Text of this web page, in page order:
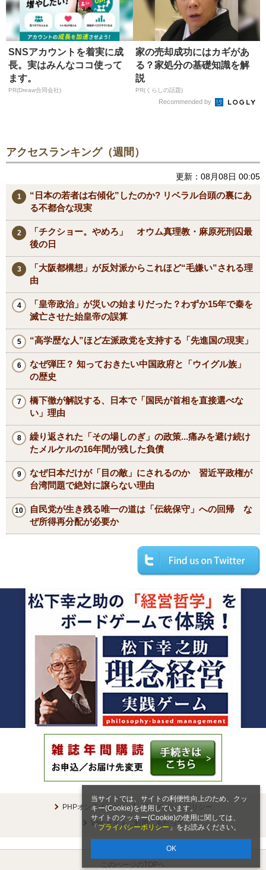
当サイトでは、サイトの利便性向上のため、クッ
キー(Cookie)を使用しています。
サイトのクッキー(Cookie)の使用に関しては、
「 プライバシーポリシー 」をお読みください。
OK
SNSアカウントを着実に成
長。実はみんなココ使って
ます。
PR(Dreaw合同会社)
家の売却成功にはカギがあ
る？家処分の基礎知識を解
説
PR(くらしの話題)
Recommended by
アクセスランキング（週間）
更新：08月08日 00:05
“日本の若者は右傾化”したのか? リベラル台頭の裏にあ
る不都合な現実
「チクショー。やめろ」 オウム真理教・麻原死刑囚最
後の日
「大阪都構想」が反対派からこれほど“毛嫌い”される理
由
「皇帝政治」が災いの始まりだった？わずか15年で秦を
滅亡させた始皇帝の誤算
“高学歴な人”ほど左派政党を支持する「先進国の現実」
なぜ弾圧？ 知っておきたい中国政府と「ウイグル族」
の歴史
橋下徹が解説する、日本で「国民が首相を直接選べな
い」理由
繰り返された「その場しのぎ」の政策...痛みを避け続け
たメルケルの16年間が残した負債
なぜ日本だけが「目の敵」にされるのか 習近平政権が
台湾問題で絶対に譲らない理由
自民党が生き残る唯一の道は「伝統保守」への回帰 な
ぜ所得再分配が必要か
PHPオンラインとは
プライバシーポリシー
Webサイトご利用にあたって
このページのTOPへ